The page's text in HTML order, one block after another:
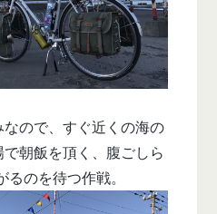
ので、すぐ近くの海の
朝飯を頂く、腹ごしら
のを待つ作戦。